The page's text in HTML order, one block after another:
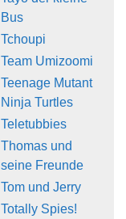
Bus
Tchoupi
Team Umizoomi
Teenage Mutant
Ninja Turtles
Teletubbies
Thomas und
seine Freunde
Tom und Jerry
Totally Spies!